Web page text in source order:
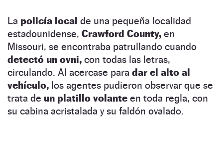
La policía local de una pequeña localidad
estadounidense, Crawford County, en
Missouri, se encontraba patrullando cuando
detectó un ovni, con todas las letras,
circulando. Al acercase para dar el alto al
vehículo, los agentes pudieron observar que se
trata de un platillo volante en toda regla, con
su cabina acristalada y su faldón ovalado.